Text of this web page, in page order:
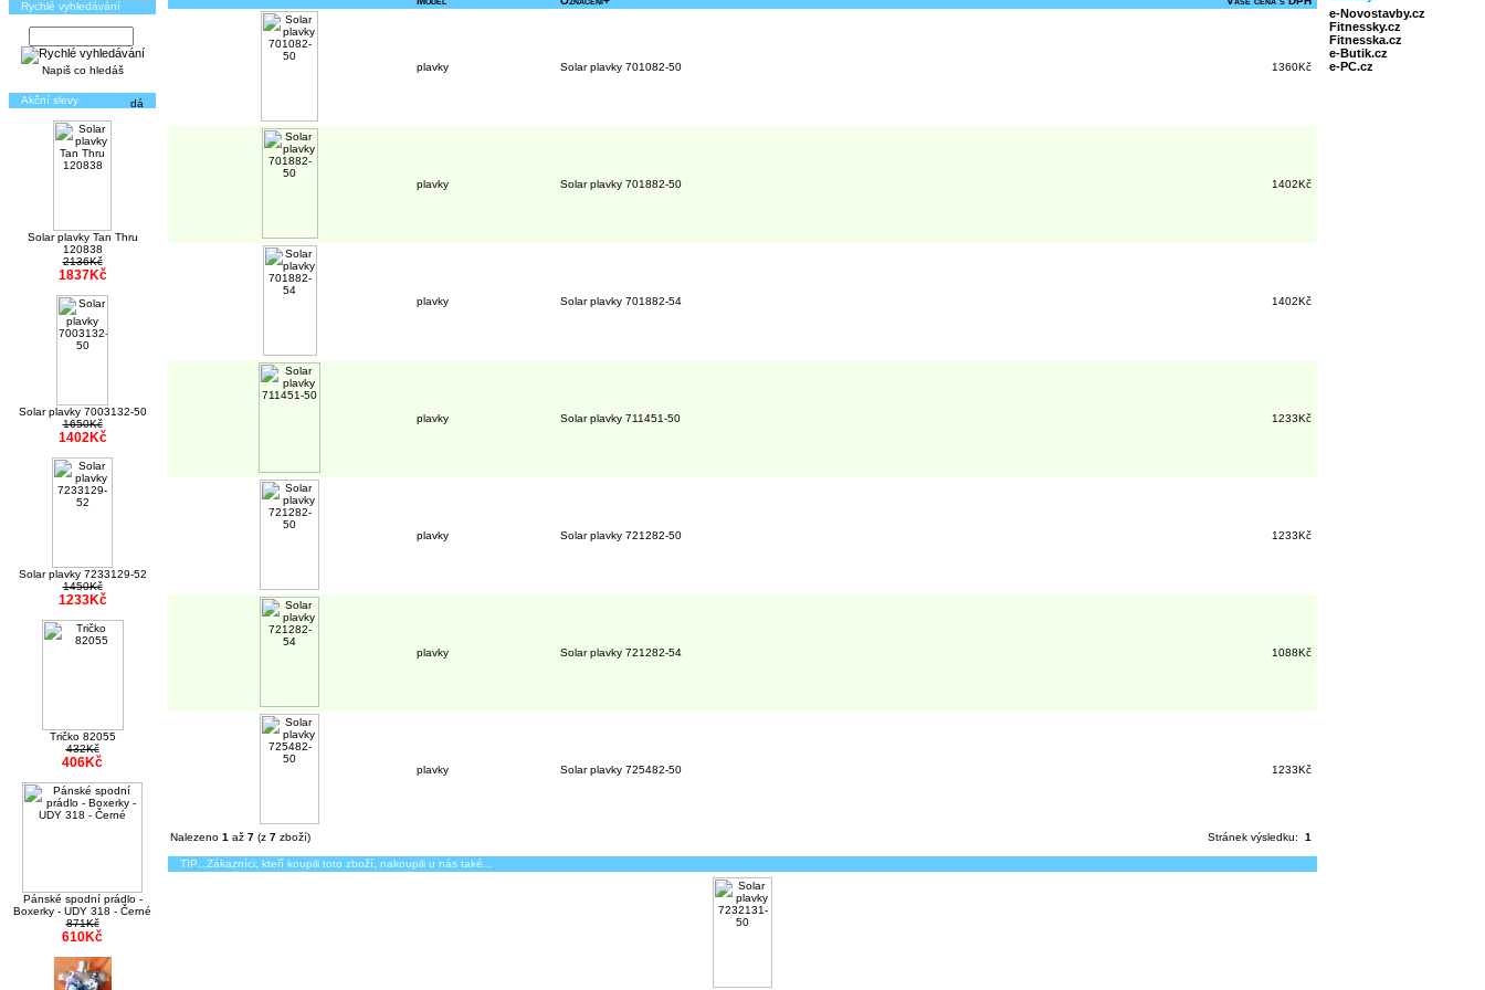
Rychlé vyhledávání
Napiš co hledáš
Akční slevy
Solar plavky Tan Thru
120838
2136Kč
1837Kč
Solar plavky 7003132-50
1650Kč
1402Kč
Solar plavky 7233129-52
1450Kč
1233Kč
Tričko 82055
432Kč
406Kč
Pánské spodní prádlo -
Boxerky - UDY 318 - Černé
871Kč
610Kč
plavky Solar plavky 701082-50 1360Kč
plavky Solar plavky 701882-50 1402Kč
plavky Solar plavky 701882-54 1402Kč
plavky Solar plavky 711451-50 1233Kč
plavky Solar plavky 721282-50 1233Kč
plavky Solar plavky 721282-54 1088Kč
plavky Solar plavky 725482-50 1233Kč
Nalezeno 1 až 7 (z 7 zboží) Stránek výsledku: 1
TIP...Zákazníci, kteří koupili toto zboží, nakoupili u nás také...
e-Novostavby.cz
Fitnessky.cz
Fitnesska.cz
e-Butik.cz
e-PC.cz